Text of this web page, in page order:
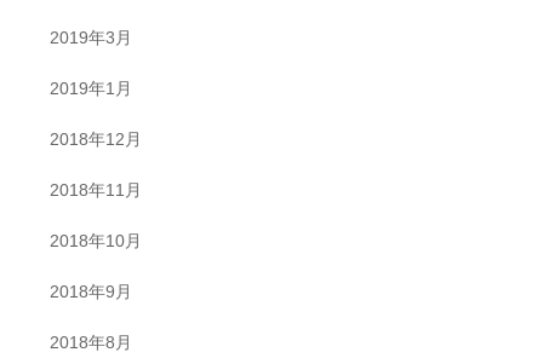
2019年3月
2019年1月
2018年12月
2018年11月
2018年10月
2018年9月
2018年8月